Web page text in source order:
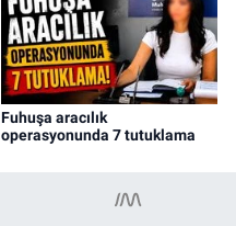
Fuhuşa aracılık
operasyonunda 7 tutuklama